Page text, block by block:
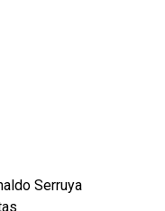
Serruya